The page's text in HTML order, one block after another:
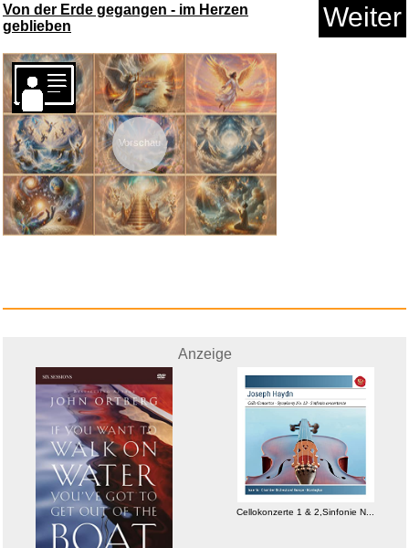
B-PC 157 Kapseln - 1000 mg
f&u...
Cellokonzerte 1 & 2,Sinfonie N...
Anzeige
Von der Erde gegangen - im Herzen
geblieben
Weiter
Vorschau
Anzeige
Cellokonzerte 1 & 2,Sinfonie N...